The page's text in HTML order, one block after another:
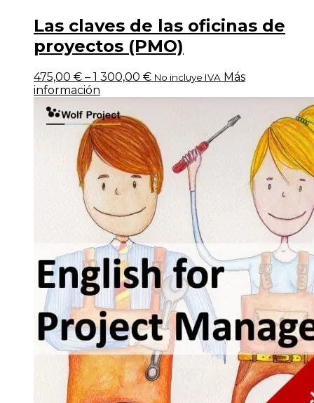
Las claves de las oficinas de
proyectos (PMO)
475,00 € – 1 300,00 € No incluye IVA Más
información